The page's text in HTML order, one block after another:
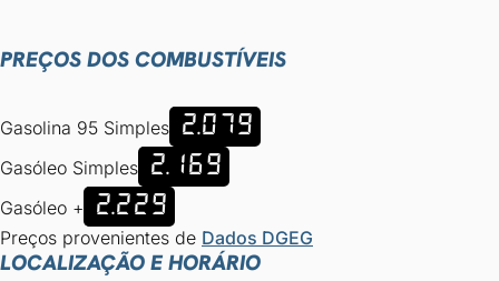
PREÇOS DOS COMBUSTÍVEIS
Gasolina 95 Simples 2.079
Gasóleo Simples 2.169
Gasóleo + 2.229
Preços provenientes de Dados DGEG
LOCALIZAÇÃO E HORÁRIO